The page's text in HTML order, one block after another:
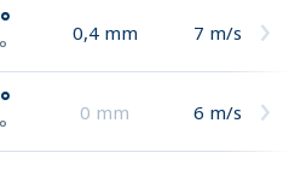
0,4 mm 7 m/s
0 mm 6 m/s